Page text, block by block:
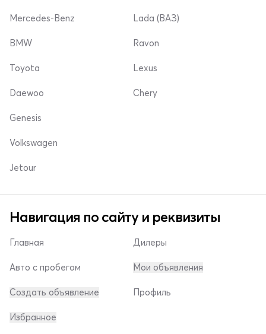
Mercedes-Benz Lada (ВАЗ)
BMW
Toyota
Daewoo
Ravon
Lexus
Chery
Genesis
Volkswagen
Jetour
Навигация по сайту и реквизиты
Главная
Авто с пробегом
Создать объявление
Дилеры
Мои объявления
Профиль
Избранное